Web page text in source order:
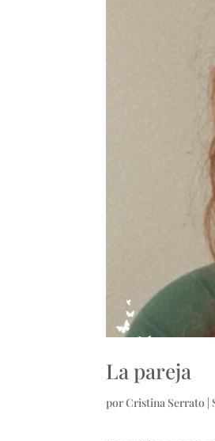
La pareja
porCristina Serrato